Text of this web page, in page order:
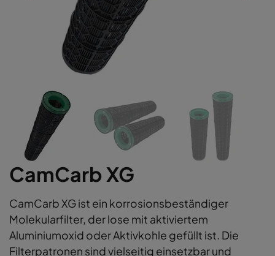
CamCarb XG
CamCarb XG ist ein korrosionsbeständiger
Molekularfilter, der lose mit aktiviertem
Aluminiumoxid oder Aktivkohle gefüllt ist. Die
Filterpatronen sind vielseitig einsetzbar und